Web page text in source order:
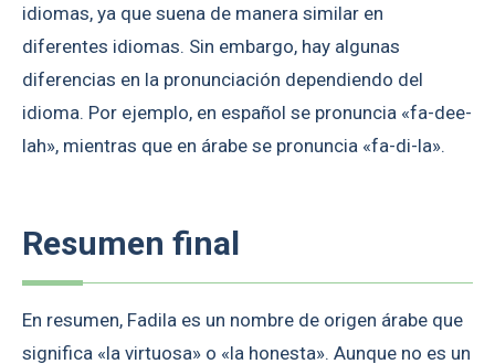
idiomas, ya que suena de manera similar en
diferentes idiomas. Sin embargo, hay algunas
diferencias en la pronunciación dependiendo del
idioma. Por ejemplo, en español se pronuncia «fa-dee-
lah», mientras que en árabe se pronuncia «fa-di-la».
Resumen final
En resumen, Fadila es un nombre de origen árabe que
significa «la virtuosa» o «la honesta». Aunque no es un